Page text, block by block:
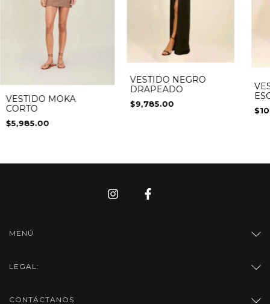
VESTIDO MOKA
CORTO
$5,985.00
VESTIDO NEGRO
DRAPEADO
$9,785.00
MENÚ
LEGAL:
CONTÁCTANOS